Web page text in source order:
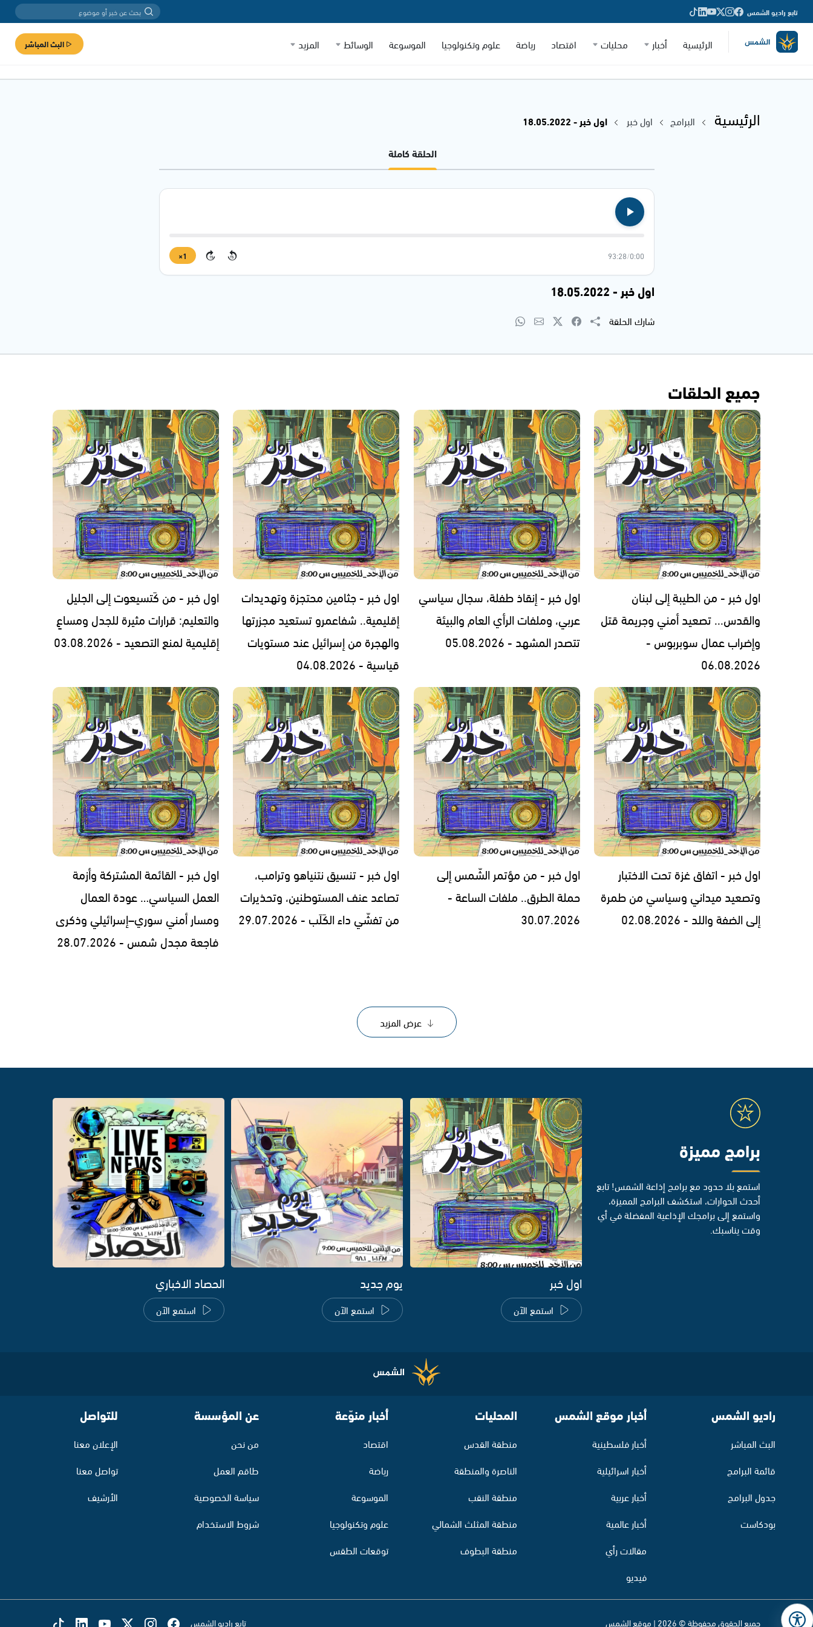
تابع راديو الشمس
الرئيسية أخبار محليات اقتصاد رياضة علوم وتكنولوجيا الموسوعة الوسائط المزيد البث المباشر
الرئيسية البرامج اول خبر
اول خبر - 18.05.2022
الحلقة كاملة
0:00
/
93:28
15
15
1×
اول خبر - 18.05.2022
شارك الحلقة
جميع الحلقات
اول خبر - من الطيبة إلى لبنان
والقدس... تصعيد أمني وجريمة قتل
وإضراب عمال سوبربوس -
06.08.2026
اول خبر - إنقاذ طفلة، سجال سياسي
عربي، وملفات الرأي العام والبيئة
تتصدر المشهد - 05.08.2026
اول خبر - جثامين محتجزة وتهديدات
إقليمية.. شفاعمرو تستعيد مجزرتها
والهجرة من إسرائيل عند مستويات
قياسية - 04.08.2026
اول خبر - من كَتسيعوت إلى الجليل
والتعليم: قرارات مثيرة للجدل ومساعٍ
إقليمية لمنع التصعيد - 03.08.2026
اول خبر - اتفاق غزة تحت الاختبار
وتصعيد ميداني وسياسي من طمرة
إلى الضفة واللد - 02.08.2026
اول خبر - من مؤتمر الشّمس إلى
حملة الطرق.. ملفات الساعة -
30.07.2026
اول خبر - تنسيق نتنياهو وترامب،
تصاعد عنف المستوطنين، وتحذيرات
من تفشّي داء الكَلَب - 29.07.2026
اول خبر - القائمة المشتركة وأزمة
العمل السياسي… عودة العمال
ومسار أمني سوري–إسرائيلي وذكرى
فاجعة مجدل شمس - 28.07.2026
عرض المزيد
برامج مميزة
استمع بلا حدود مع برامج إذاعة الشمس! تابع
أحدث الحوارات، استكشف البرامج المميزة،
واستمع إلى برامجك الإذاعية المفضلة في أي
وقت يناسبك.
اول خبر
استمع الآن
يوم جديد
استمع الآن
الحصاد الاخباري
استمع الآن
راديو الشمس
البث المباشر
قائمة البرامج
جدول البرامج
بودكاست
أخبار موقع الشمس
أخبار فلسطينية
أخبار اسرائيلية
أخبار عربية
أخبار عالمية
مقالات رأي
فيديو
المحليات
منطقة القدس
الناصرة والمنطقة
منطقة النقب
منطقة المثلث الشمالي
منطقة البطوف
أخبار منوّعة
اقتصاد
رياضة
الموسوعة
علوم وتكنولوجيا
توقعات الطقس
عن المؤسسة
من نحن
طاقم العمل
سياسة الخصوصية
شروط الاستخدام
للتواصل
الإعلان معنا
تواصل معنا
الأرشيف
جميع الحقوق محفوظة © 2026 | موقع الشمس تابع راديو الشمس